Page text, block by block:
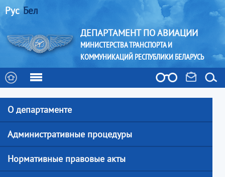
Рус Бел
ДЕПАРТАМЕНТ ПО АВИАЦИИ
МИНИСТЕРСТВА ТРАНСПОРТА И
КОММУНИКАЦИЙ РЕСПУБЛИКИ БЕЛАРУСЬ
О департаменте
Административные процедуры
Нормативные правовые акты